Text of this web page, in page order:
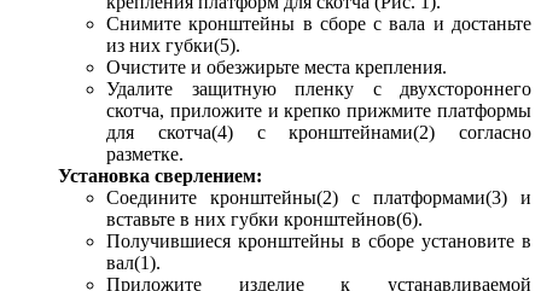
Снимите кронштейны в сборе с вала и достаньте
из них губки(5).
Очистите и обезжирьте места крепления.
Удалите защитную пленку с двухстороннего
скотча, приложите и крепко прижмите платформы
для скотча(4) с кронштейнами(2) согласно
разметке.
Установка сверлением:
Cоедините кронштейны(2) с платформами(3) и
вставьте в них губки кронштейнов(6).
Получившиеся кронштейны в сборе установите в
вал(1).
Приложите изделие к устанавливаемой